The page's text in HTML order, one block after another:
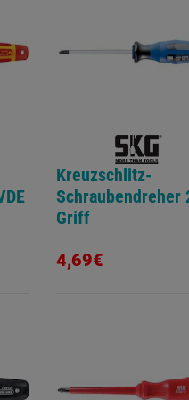
Kreuzschlitz-
Schraubendreher
Griff
4,69€